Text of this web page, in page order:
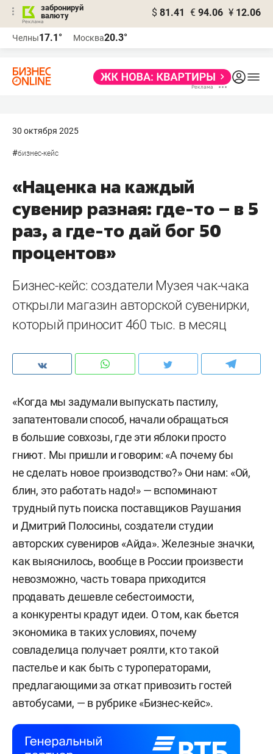
забронируй
валюту
$ 81.41 € 94.06 ¥ 12.06
Челны17.1° Москва20.3°
30 октября 2025
#бизнес-кейс
«Наценка на каждый
сувенир разная: где-то – в 5
раз, а где-то дай бог 50
процентов»
Бизнес-кейс: создатели Музея чак-чака
открыли магазин авторской сувенирки,
который приносит 460 тыс. в месяц
«Когда мы задумали выпускать пастилу,
запатентовали способ, начали обращаться
в большие совхозы, где эти яблоки просто
гниют. Мы пришли и говорим: «А почему бы
не сделать новое производство?» Они нам: «Ой,
блин, это работать надо!» — вспоминают
трудный путь поиска поставщиков Раушания
и Дмитрий Полосины, создатели студии
авторских сувениров «Айда». Железные значки,
как выяснилось, вообще в России произвести
невозможно, часть товара приходится
продавать дешевле себестоимости,
а конкуренты крадут идеи. О том, как бьется
экономика в таких условиях, почему
совладелица получает роялти, кто такой
пастелье и как быть с туроператорами,
предлагающими за откат привозить гостей
автобусами, — в рубрике «Бизнес-кейс».